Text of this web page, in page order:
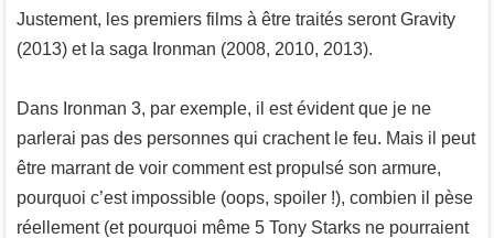
Justement, les premiers films à être traités seront Gravity
(2013) et la saga Ironman (2008, 2010, 2013).
Dans Ironman 3, par exemple, il est évident que je ne
parlerai pas des personnes qui crachent le feu. Mais il peut
être marrant de voir comment est propulsé son armure,
pourquoi c’est impossible (oops, spoiler !), combien il pèse
réellement (et pourquoi même 5 Tony Starks ne pourraient